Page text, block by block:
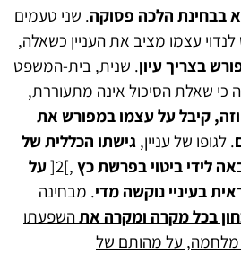
בבחינת הלכה פסוקה. שני טעמים
עצמו מציב את העניין כשאלה,
בצריך עיון. שנית, בית-המשפט
שאלת הסיכול אינה מתעוררת,
, קיבל על עצמו במפורש את
. לגופו של עניין, גישתו הכללית של
לידי ביטוי בפרשת כץ ,]2[
על
בעיניי נוקשה מדי. מבחינה
בכל מקרה ומקרה אתהשפעתו
מלחמה, על מהותם של